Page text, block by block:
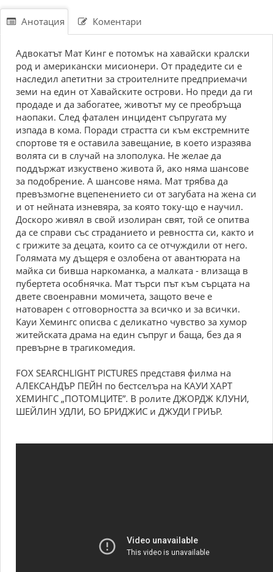
Анотация Коментари
Адвокатът Мат Кинг е потомък на хавайски кралски
род и американски мисионери. От прадедите си е
наследил апетитни за строителните предприемачи
земи на един от Хавайските острови. Но преди да ги
продаде и да забогатее, животът му се преобръща
наопаки. След фатален инцидент съпругата му
изпада в кома. Поради страстта си към екстремните
спортове тя е оставила завещание, в което изразява
волята си в случай на злополука. Не желае да
поддържат изкуствено живота й, ако няма шансове
за подобрение. А шансове няма. Мат трябва да
превъзмогне вцепенението си от загубата на жена си
и от нейната изневяра, за която току-що е научил.
Доскоро живял в свой изолиран свят, той се опитва
да се справи със страданието и ревността си, както и
с грижите за децата, които са се отчуждили от него.
Голямата му дъщеря е озлобена от авантюрата на
майка си бивша наркоманка, а малката - влизаща в
пубертета особнячка. Мат търси път към сърцата на
двете своенравни момичета, защото вече е
натоварен с отговорността за всичко и за всички.
Кауи Хемингс описва с деликатно чувство за хумор
житейската драма на един съпруг и баща, без да я
превърне в трагикомедия.
FOX SEARCHLIGHT PICTURES представя филма на
АЛЕКСАНДЪР ПЕЙН по бестселъра на КАУИ ХАРТ
ХЕМИНГС „ПОТОМЦИТЕ”. В ролите ДЖОРДЖ КЛУНИ,
ШЕЙЛИН УДЛИ, БО БРИДЖИС и ДЖУДИ ГРИЪР.